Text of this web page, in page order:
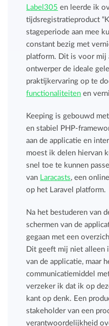
Label305 en leerde ik
tijdsregistratieproduct
stageperiode aan mee
constant bezig met
platform. Dit is voor mij
ontwerper de ideale
praktijkervaring op te
functionaliteiten en
Keeping is gebouwd met
en stabiel PHP-
aan de applicatie en
moest ik delen hiervan
snel toe te kunnen
van Laracasts, een
op het Laravel platform.
Na het bestuderen van
schermen van de
gegaan met een
Dit geeft mij niet alleen
van de applicatie, maar
communicatiemiddel
verzeker ik dat ik op
kant op denk. Een
stakeholder van een
verantwoordelijkheid